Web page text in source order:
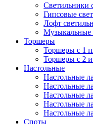
Светильники
Гипсовые
Лофт
Музыкальные
Торшеры
Торшеры с 1
Торшеры с 2
Настольные
Настольные
Настольные
Настольные
Настольные
Настольные
Споты